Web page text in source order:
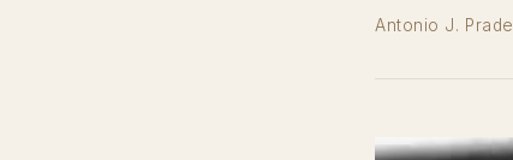
Antonio J. Pradel